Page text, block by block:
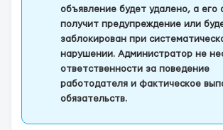
объявление будет удалено, а его
получит предупреждение или
заблокирован при
нарушении. Администратор не
ответственности за поведение
работодателя и фактическое
обязательств.